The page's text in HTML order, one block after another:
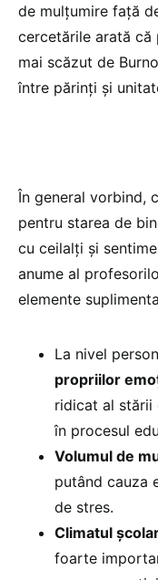
de mulțumire față
cercetările arată
mai scăzut de
între părinți și
În general vorbind,
pentru starea de
cu ceilalți și
anume al
elemente
La nivel
propriilor
ridicat al stării
în procesul
Volumul de
putând cauza
de stres.
Climatul
foarte